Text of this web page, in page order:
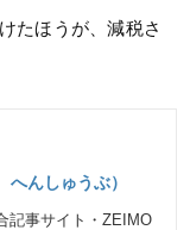
たほうが、減税さ
んしゅうぶ）
記事サイト・ZEIMO